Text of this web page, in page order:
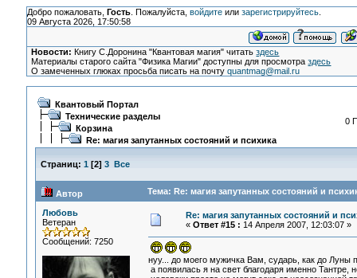
Добро пожаловать, Гость. Пожалуйста, войдитеили зарегистрируйтесь.
09 Августа 2026, 17:50:58
Новости: Книгу С.Доронина "Квантовая магия" читатьздесь
Материалы старого сайта "Физика Магии" доступны для просмотраздесь
О замеченных глюках просьба писать на почтуquantmag@mail.ru
Квантовый Портал
Технические разделы
Корзина
Re: магия запутанных состояний и психика
0
Страниц: 1 [2] 3 Все
Автор Тема: Re: магия запутанных состояний и
Любовь
Ветеран
Сообщений: 7250
Re: магия запутанных состояний и
« Ответ #15 : 14 Апреля 2007, 12:03:07 »
нуу... до моего мужичка Вам, сударь, как до Луны
а появилась я на свет благодаря именно Тантре,